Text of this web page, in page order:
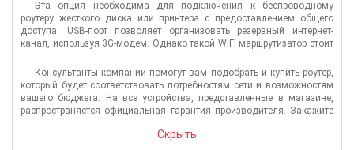
Эта опция необходима для подключения к беспроводному
роутеру жесткого диска или принтера с предоставлением общего
доступа. USB-порт позволяет организовать резервный интернет-
канал, используя 3G-модем. Однако такой WiFi маршрутизатор стоит
Консультанты компании помогут вам подобрать и купить роутер,
который будет соответствовать потребностям сети и возможностям
вашего бюджета. На все устройства, представленные в магазине,
распространяется официальная гарантия производителя. Закажите
службой в течение 1-3 дней. Также возможен самовывоз товара из
Скрыть